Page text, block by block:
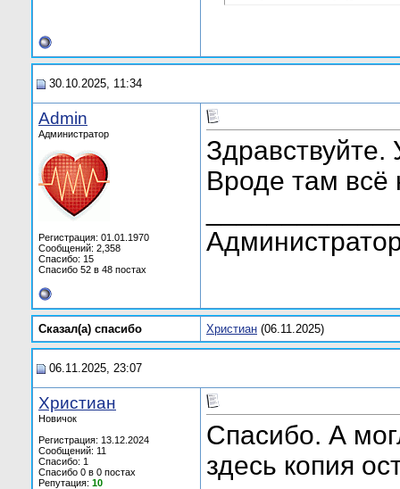
30.10.2025, 11:34
Admin
Администратор
Регистрация: 01.01.1970
Сообщений: 2,358
Спасибо: 15
Спасибо 52 в 48 постах
Вроде там всё
Сказал(а) cпасибо Христиан (06.11.2025)
06.11.2025, 23:07
Христиан
Новичок
Регистрация: 13.12.2024
Сообщений: 11
Спасибо: 1
Спасибо 0 в 0 постах
Репутация: 10
Спасибо. А
здесь копия